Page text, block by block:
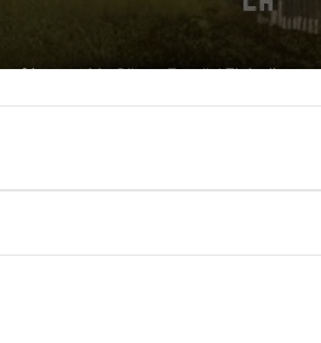
Almanya’da Güneş Enerjisi Elektrik